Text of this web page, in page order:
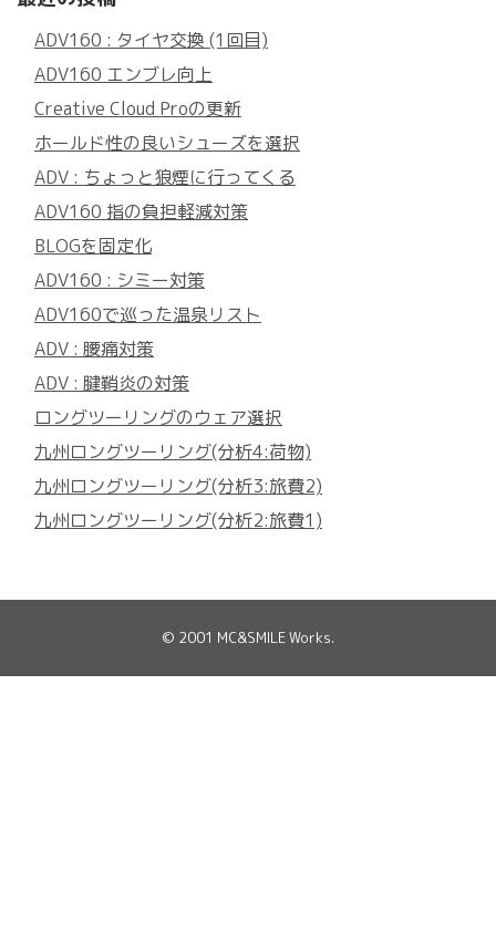
ADV160 : タイヤ交換 (1回目)
ADV160 エンブレ向上
Creative Cloud Proの更新
ホールド性の良いシューズを選択
ADV : ちょっと狼煙に行ってくる
ADV160 指の負担軽減対策
BLOGを固定化
ADV160 : シミー対策
ADV160で巡った温泉リスト
ADV : 腰痛対策
ADV : 腱鞘炎の対策
ロングツーリングのウェア選択
九州ロングツーリング(分析4:荷物)
九州ロングツーリング(分析3:旅費2)
九州ロングツーリング(分析2:旅費1)
© 2001 MC&SMILE Works.